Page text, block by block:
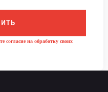
на обработку своих